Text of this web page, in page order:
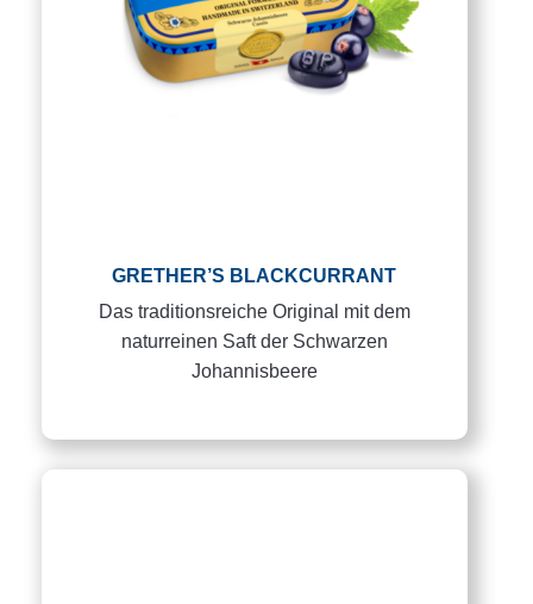
GRETHER’S BLACKCURRANT
Das traditionsreiche Original mit dem
naturreinen Saft der Schwarzen
Johannisbeere